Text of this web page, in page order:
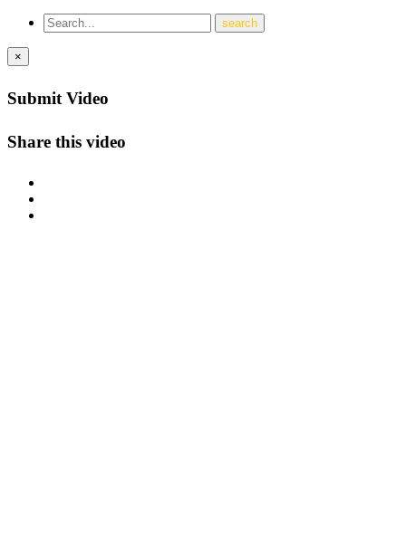
×
Submit Video
Share this video